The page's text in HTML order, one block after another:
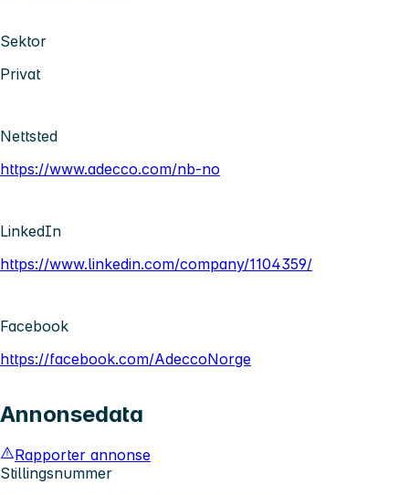
Sektor
Privat
Nettsted
https://www.adecco.com/nb-no
LinkedIn
https://www.linkedin.com/company/1104359/
Facebook
https://facebook.com/AdeccoNorge
Annonsedata
Rapporter annonse
Stillingsnummer